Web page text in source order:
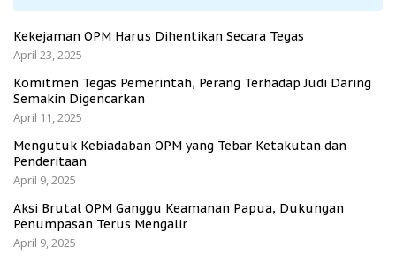
Kekejaman OPM Harus Dihentikan Secara Tegas
April 23, 2025
Komitmen Tegas Pemerintah, Perang Terhadap Judi Daring
Semakin Digencarkan
April 11, 2025
Mengutuk Kebiadaban OPM yang Tebar Ketakutan dan
Penderitaan
April 9, 2025
Aksi Brutal OPM Ganggu Keamanan Papua, Dukungan
Penumpasan Terus Mengalir
April 9, 2025